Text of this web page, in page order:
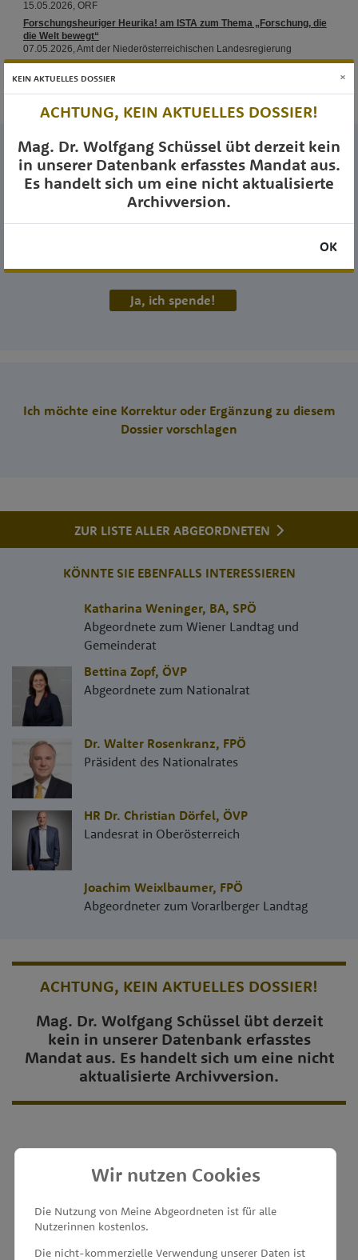
MEINE ABGEORDNETEN
Helfen Sie mit!
Ja, ich spende!
Ich möchte eine Korrektur oder Ergänzung zu diesem
Dossier vorschlagen
ZUR LISTE ALLER ABGEORDNETEN
KÖNNTE SIE EBENFALLS INTERESSIEREN
Katharina Weninger, BA, SPÖ
Abgeordnete zum Wiener Landtag und
Gemeinderat
Bettina Zopf, ÖVP
Abgeordnete zum Nationalrat
Dr. Walter Rosenkranz, FPÖ
Präsident des Nationalrates
HR Dr. Christian Dörfel, ÖVP
Landesrat in Oberösterreich
Joachim Weixlbaumer, FPÖ
Abgeordneter zum Vorarlberger Landtag
ACHTUNG, KEIN AKTUELLES DOSSIER!
Mag. Dr. Wolfgang Schüssel übt derzeit
kein in unserer Datenbank erfasstes
Mandat aus. Es handelt sich um eine nicht
aktualisierte Archivversion.
KEIN AKTUELLES DOSSIER ×
ACHTUNG, KEIN AKTUELLES DOSSIER!
Mag. Dr. Wolfgang Schüssel übt derzeit kein
in unserer Datenbank erfasstes Mandat aus.
Es handelt sich um eine nicht aktualisierte
Archivversion.
OK
MEINE ABGEORDNETEN
unterstützt von
Wir nutzen Cookies
Die Nutzung von Meine Abgeordneten ist für alle
Nutzerinnen kostenlos.
Die nicht-kommerzielle Verwendung unserer Daten ist